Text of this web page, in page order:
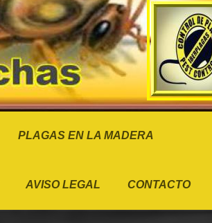
PLAGAS EN LA MADERA
AVISO LEGAL CONTACTO